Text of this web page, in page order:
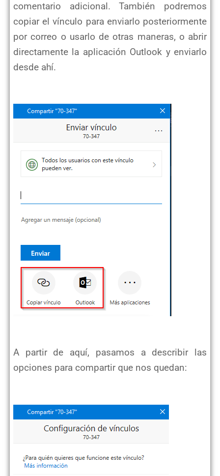
comentario adicional. También podremos
copiar el vínculo para enviarlo posteriormente
por correo o usarlo de otras maneras, o abrir
directamente la aplicación Outlook y enviarlo
desde ahí.
A partir de aquí, pasamos a describir las
opciones para compartir que nos quedan: